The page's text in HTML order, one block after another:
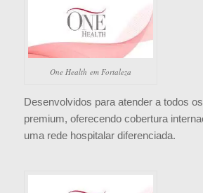
One Health em Fortaleza
Desenvolvidos para atender a todos
premium, oferecendo cobertura
uma rede hospitalar diferenciada.